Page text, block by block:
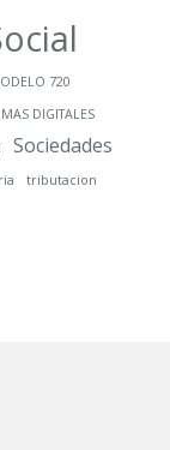
720
DIGITALES
Sociedades
tributacion